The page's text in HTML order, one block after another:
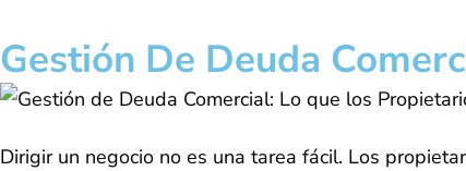
Gestión De Deuda
Dirigir un negocio no es una tarea fácil. Los